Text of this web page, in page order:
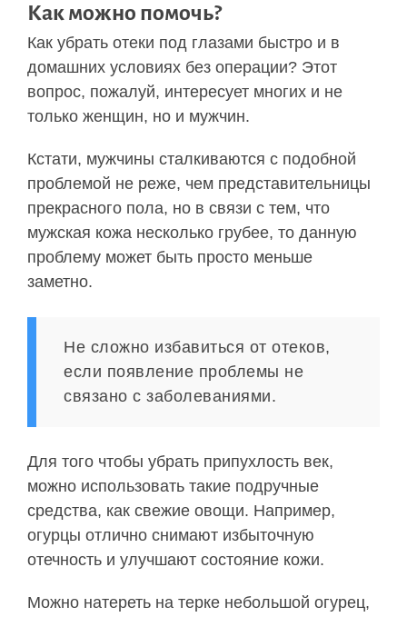
Как можно помочь?
Как убрать отеки под глазами быстро и в
домашних условиях без операции? Этот
вопрос, пожалуй, интересует многих и не
только женщин, но и мужчин.
Кстати, мужчины сталкиваются с подобной
проблемой не реже, чем представительницы
прекрасного пола, но в связи с тем, что
мужская кожа несколько грубее, то данную
проблему может быть просто меньше
заметно.
Не сложно избавиться от отеков,
если появление проблемы не
связано с заболеваниями.
Для того чтобы убрать припухлость век,
можно использовать такие подручные
средства, как свежие овощи. Например,
огурцы отлично снимают избыточную
отечность и улучшают состояние кожи.
Можно натереть на терке небольшой огурец,